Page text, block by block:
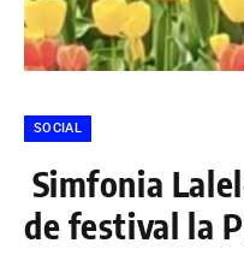
SOCIAL
Simfonia
de festival la